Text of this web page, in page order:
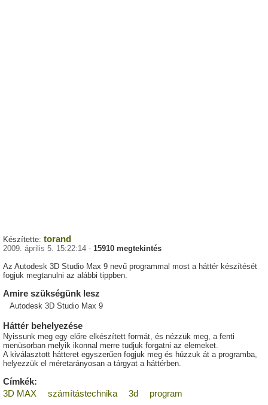
Készítette: torand
2009. április 5. 15:22:14 - 15910 megtekintés
Az Autodesk 3D Studio Max 9 nevű programmal most a háttér készítését
fogjuk megtanulni az alábbi tippben.
Amire szükségünk lesz
Autodesk 3D Studio Max 9
Háttér behelyezése
Nyissunk meg egy előre elkészített formát, és nézzük meg, a fenti
menüsorban melyik ikonnal merre tudjuk forgatni az elemeket.
A kiválasztott hátteret egyszerűen fogjuk meg és húzzuk át a programba,
helyezzük el méretarányosan a tárgyat a háttérben.
Címkék:
3D MAX
számítástechnika 3d program